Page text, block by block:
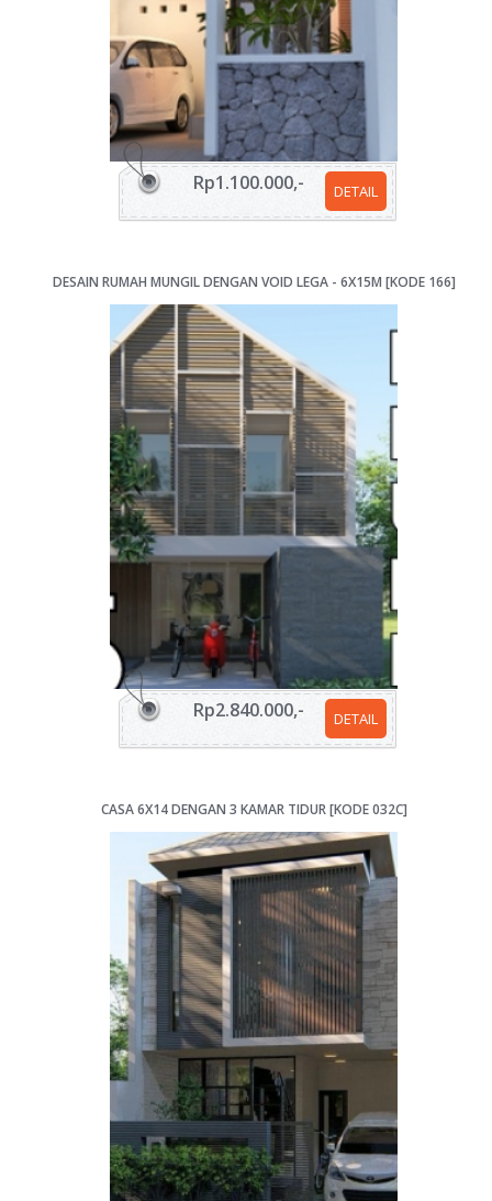
DETAIL
Rp1.100.000,-
DESAIN RUMAH MUNGIL DENGAN VOID LEGA - 6X15M [KODE 166]
DETAIL
Rp2.840.000,-
CASA 6X14 DENGAN 3 KAMAR TIDUR [KODE 032C]